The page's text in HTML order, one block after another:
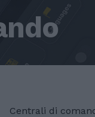
Centrali di